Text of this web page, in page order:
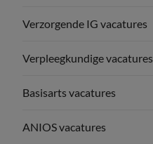
Verzorgende IG vacatures
Verpleegkundige vacatures
Basisarts vacatures
ANIOS vacatures